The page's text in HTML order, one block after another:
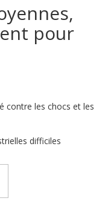
pour
contre les chocs et les
difficiles